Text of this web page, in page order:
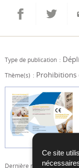
Ce site
Type de publication
Thème(s) Prohibitions
Dernière mise à jour03/